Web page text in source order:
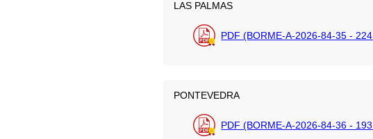
LAS PALMAS
PDF (BORME-A-2026-84-35 - 224
PONTEVEDRA
PDF (BORME-A-2026-84-36 - 193